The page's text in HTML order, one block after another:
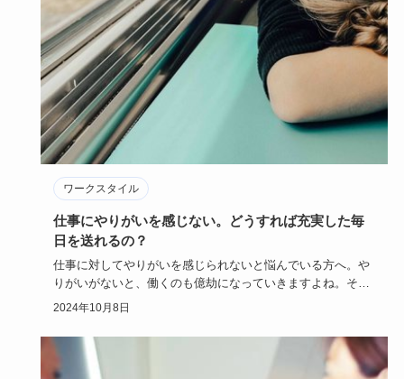
ワークスタイル
仕事にやりがいを感じない。どうすれば充実した毎
日を送れるの？
仕事に対してやりがいを感じられないと悩んでいる方へ。や
りがいがないと、働くのも億劫になっていきますよね。そも
そも「仕事にや…
2024年10月8日